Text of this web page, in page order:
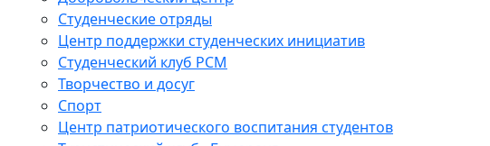
Студенческие отряды
Центр поддержки студенческих инициатив
Студенческий клуб РСМ
Творчество и досуг
Спорт
Центр патриотического воспитания студентов